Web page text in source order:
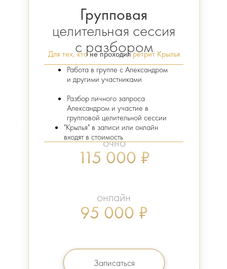
онлайн
95 000 ₽
очно
115 000 ₽
Работа в группе с Александром
и другими участниками
Разбор личного запроса
Александром и участие в
групповой целительной сессии
"Крылья" в записи или онлайн
входят в стоимость
Для тех, ктоне проходилретрит Крылья
Групповая
целительная сессия
с разбором
Записаться